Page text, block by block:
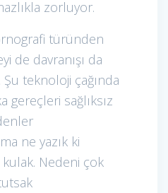
zorluyor.
türünden
de davranışı da
teknoloji çağında
gereçleri sağlıksız
ne yazık ki
Nedeni çok